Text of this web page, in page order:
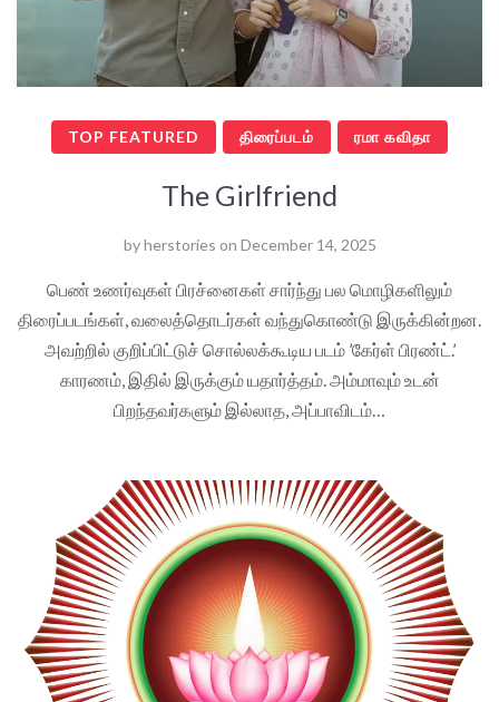
TOP FEATURED திரைப்படம் ரமா கவிதா
The Girlfriend
byherstories on December 14, 2025
பெண் உணர்வுகள் பிரச்னைகள் சார்ந்து பல மொழிகளிலும்
திரைப்படங்கள், வலைத்தொடர்கள் வந்துகொண்டு இருக்கின்றன.
அவற்றில் குறிப்பிட்டுச் சொல்லக்கூடிய படம் ’கேர்ள் பிரண்ட்.’
காரணம், இதில் இருக்கும் யதார்த்தம். அம்மாவும் உடன்
பிறந்தவர்களும் இல்லாத, அப்பாவிடம்…